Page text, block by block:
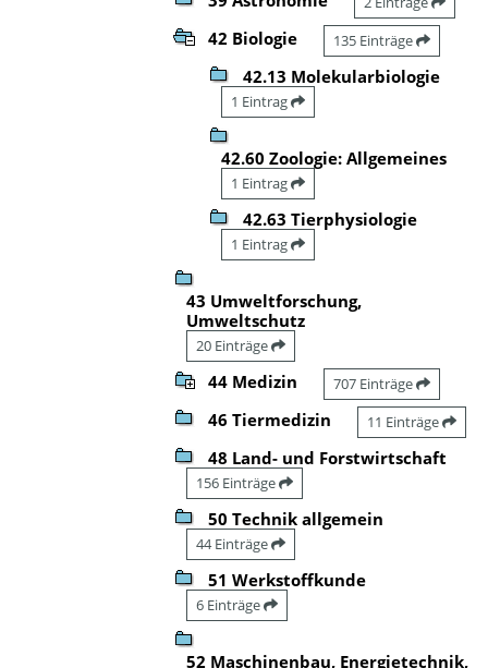
42 Biologie 135 Einträge
42.13 Molekularbiologie
1 Eintrag
42.60 Zoologie: Allgemeines
1 Eintrag
42.63 Tierphysiologie
1 Eintrag
43 Umweltforschung,
Umweltschutz
20 Einträge
44 Medizin 707 Einträge
46 Tiermedizin 11 Einträge
48 Land- und Forstwirtschaft
156 Einträge
50 Technik allgemein
44 Einträge
51 Werkstoffkunde
6 Einträge
52 Maschinenbau, Energietechnik,